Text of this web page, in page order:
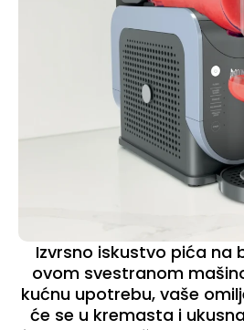
Izvrsno iskustvo pića na
ovom svestranom
kućnu upotrebu, vaše
će se u kremasta i